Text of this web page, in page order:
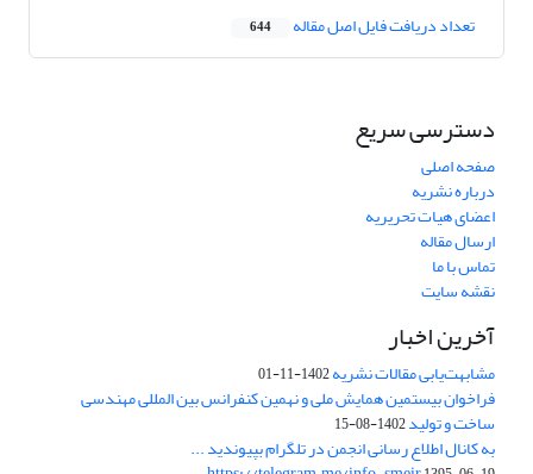
تعداد دریافت فایل اصل مقاله 644
دسترسی سریع
صفحه اصلی
درباره نشریه
اعضای هیات تحریریه
ارسال مقاله
تماس با ما
نقشه سایت
آخرین اخبار
مشابهت‌یابی مقالات نشریه1402-11-01
فراخوان بیستمین همایش ملی و نهمین کنفرانس بین المللی مهندسی
ساخت و تولید1402-08-15
به کانال اطلاع رسانی انجمن در تلگرام بپیوندید ...